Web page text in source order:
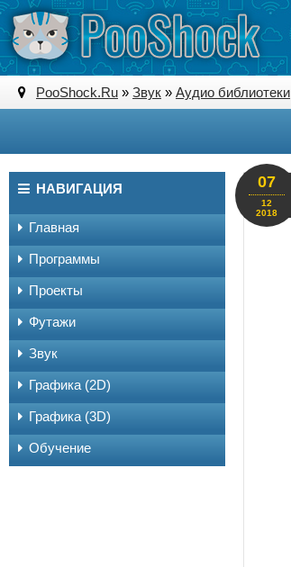
PooShock.Ru » Звук » Аудио библиотеки
07
12
2018
НАВИГАЦИЯ
Главная
Программы
Проекты
Футажи
Звук
Графика (2D)
Графика (3D)
Обучение